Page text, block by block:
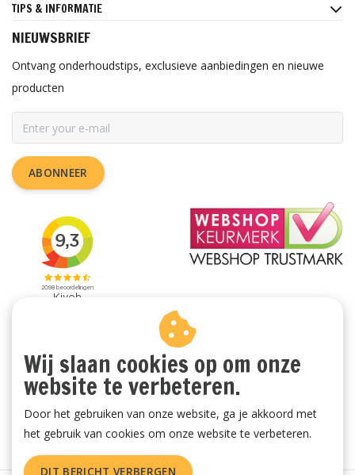
TIPS & INFORMATIE
NIEUWSBRIEF
Ontvang onderhoudstips, exclusieve aanbiedingen en nieuwe
producten
ABONNEER
Wij slaan cookies op om onze
website te verbeteren.
Door het gebruiken van onze website, ga je akkoord met
het gebruik van cookies om onze website te verbeteren.
DIT BERICHT VERBERGEN